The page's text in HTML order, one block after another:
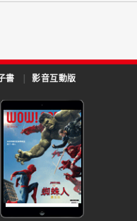
書 | 影音互動版